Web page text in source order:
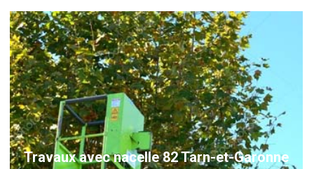
Travaux avec nacelle 82 Tarn-et-Garonne